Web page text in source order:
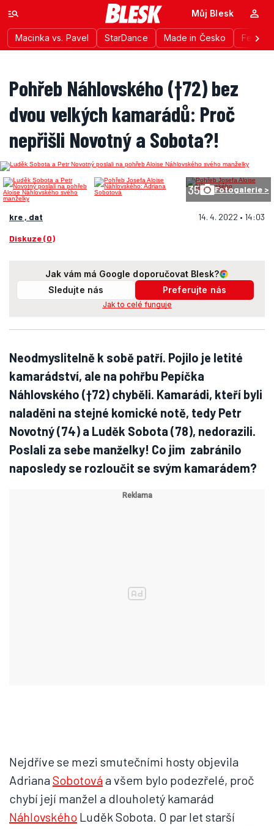
Macinka vs. Pavel StarDance Made in Česko
Můj Blesk
Pohřeb Náhlovského (†72) bez
dvou velkých kamarádů: Proč
nepřišli Novotný a Sobota?!
35 Fotogalerie >
kre , dat 14. 4. 2022 • 14:03
Diskuze (0)
Jak vám má Google doporučovat Blesk?
Sledujte nás
Preferujte nás
Jak to celé funguje
Neodmyslitelně k sobě patří. Pojilo je letité
kamarádství, ale na pohřbu Pepíčka
Náhlovského (†72) chyběli. Kamarádi, kteří byli
naladěni na stejné komické notě, tedy Petr
Novotný (74) a Luděk Sobota (78), nedorazili.
Poslali za sebe manželky! Co jim zabránilo
naposledy se rozloučit se svým kamarádem?
Nejdříve se mezi smutečními hosty objevila
AdrianaSobotováa všem bylo podezřelé, proč
chybí její manžel a dlouholetý kamarád
Náhlovského Luděk Sobota. O par let starší